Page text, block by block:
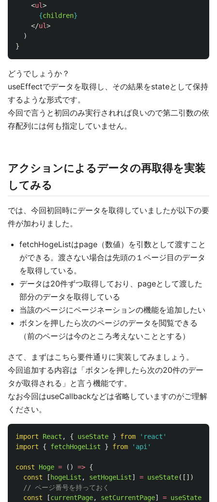
<ul>
{children}
</ul>
)
}
どうでしょうか？
useEffectでデータを取得し、その結果をstateとして保持
するような形式です。
今回で言うと初回のみ実行されれば良いので第二引数の依
存配列には何も指定していません。
アクションによるデータの再取得を実装
してみる
では、今回初回時にデータを取得していましたが以下の要
件が加わりました。
fetchHogeListはpage（数値）を引数として渡すこと
ができる。渡さない場合は先頭の１ページ目のデータ
を取得している。
データは20件ずつ取得しており、pageとして渡した
部分のデータを取得している
当該のページにページネーションの機能を追加したい
ボタンを押したら次のページのデータを閲覧できる
（前のページは今のところ考えないこととする）
さて、まずはこちら要件通りに実装してみましょう。
今回追加する内容は「ボタンを押したら次の20件のデー
タが取得される」と言う機能です。
なお今回はuseCallbackなどは省略していますのがご理解
ください。
import React , { useState } from ' react '
import
{ fetchHogeList } from ' api '
const Hoge = () => {
const
[ hogeList , setHogeList] = useState([])
// ページ番号を持っておく
const
[currentPage, setCurrentPage] = useState